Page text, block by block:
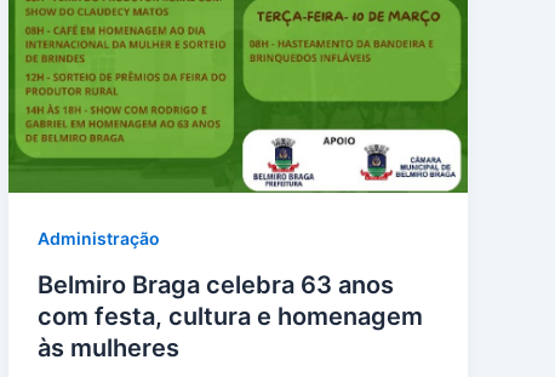
Administração
Belmiro Braga celebra 63 anos
com festa, cultura e homenagem
às mulheres